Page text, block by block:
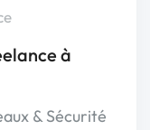
à
& Sécurité